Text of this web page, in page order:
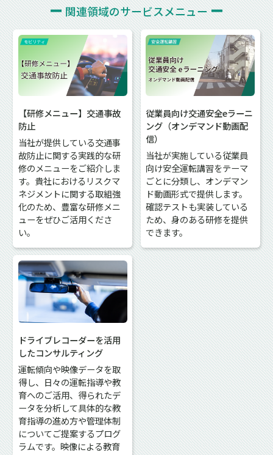
関連領域のサービスメニュー
【研修メニュー】交通事故
防止
当社が提供している交通事
故防止に関する実践的な研
修のメニューをご紹介しま
す。貴社におけるリスクマ
ネジメントに関する取組強
化のため、豊富な研修メニ
ューをぜひご活用くださ
い。
従業員向け交通安全eラーニ
ング（オンデマンド動画配
信）
当社が実施している従業員
向け安全運転講習をテーマ
ごとに分類し、オンデマン
ド動画形式で提供します。
確認テストも実装している
ため、身のある研修を提供
できます。
ドライブレコーダーを活用
したコンサルティング
運転傾向や映像データを取
得し、日々の運転指導や教
育へのご活用、得られたデ
ータを分析して具体的な教
育指導の進め方や管理体制
についてご提案するプログ
ラムです。映像による教育